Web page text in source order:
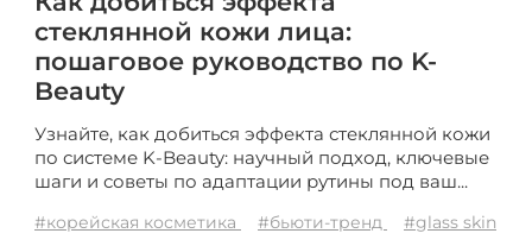
стеклянной кожи лица:
пошаговое руководство по K-
Beauty
Узнайте, как добиться эффекта стеклянной кожи
по системе K-Beauty: научный подход, ключевые
шаги и советы по адаптации рутины под ваш...
#корейская косметика #бьюти-тренд #glass skin